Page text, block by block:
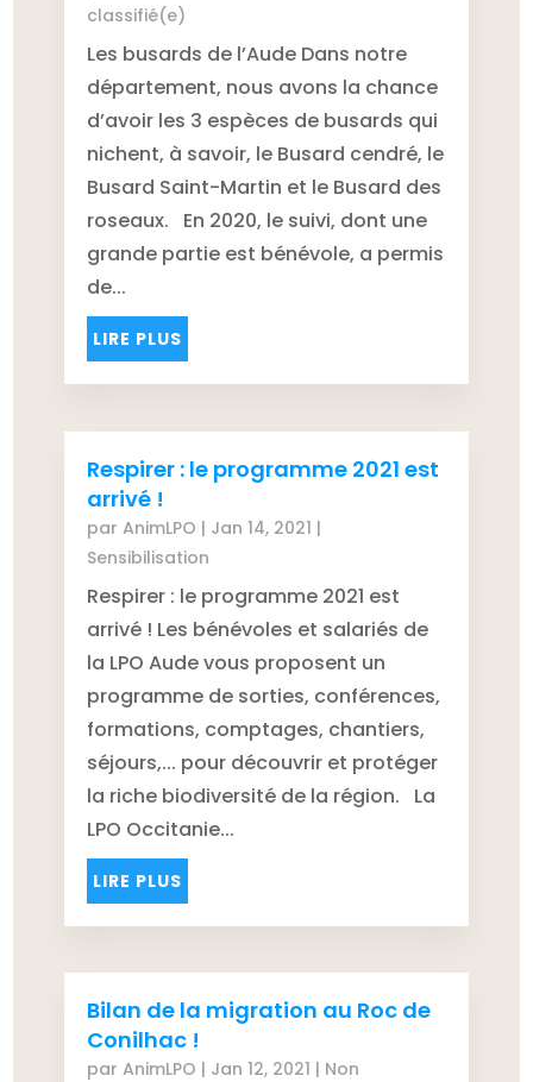
classifié(e)
Les busards de l’Aude Dans notre
département, nous avons la chance
d’avoir les 3 espèces de busards qui
nichent, à savoir, le Busard cendré, le
Busard Saint-Martin et le Busard des
roseaux. En 2020, le suivi, dont une
grande partie est bénévole, a permis
de...
LIRE PLUS
Respirer : le programme 2021 est
arrivé !
par AnimLPO | Jan 14, 2021 |
Sensibilisation
Respirer : le programme 2021 est
arrivé ! Les bénévoles et salariés de
la LPO Aude vous proposent un
programme de sorties, conférences,
formations, comptages, chantiers,
séjours,... pour découvrir et protéger
la riche biodiversité de la région. La
LPO Occitanie...
LIRE PLUS
Bilan de la migration au Roc de
Conilhac !
par AnimLPO | Jan 12, 2021 | Non